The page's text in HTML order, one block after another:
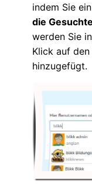
indem Sie
die
werden Sie
Klick auf
hinzugefügt.